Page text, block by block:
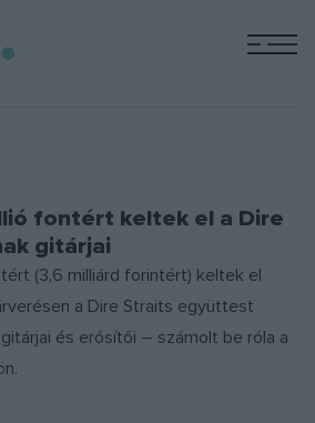
fontért keltek el a Dire
gitárjai
(3,6 milliárd forintért) keltek el
a Dire Straits együttest
és erősítői – számolt be róla a